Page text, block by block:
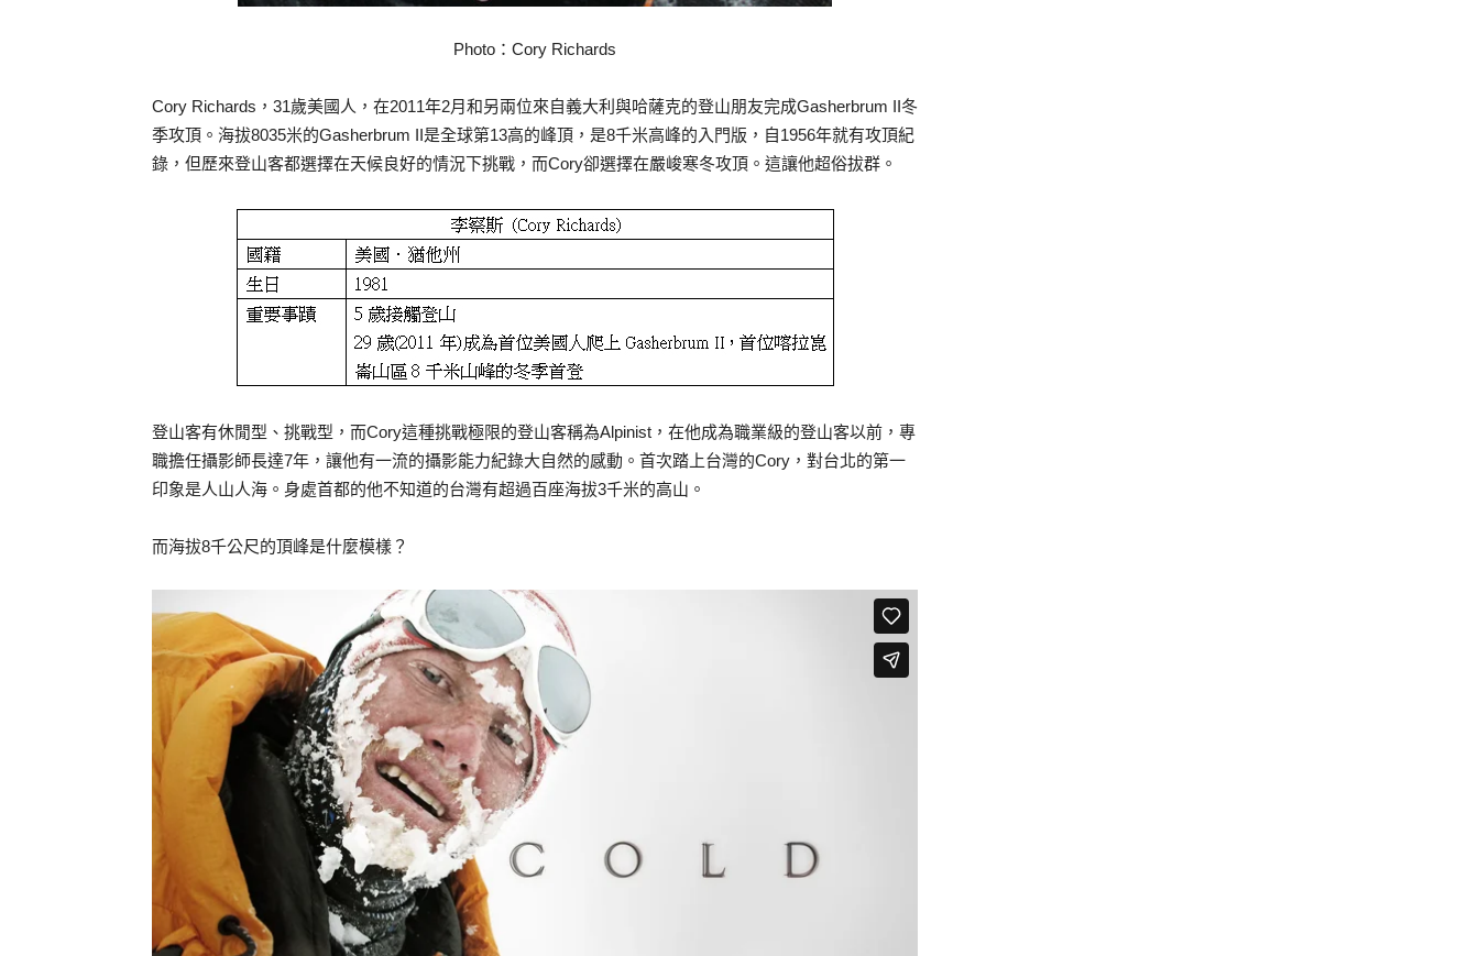
Photo：Cory Richards
Cory Richards，31歲美國人，在2011年2月和另兩位來自義大利與哈薩克的登山朋友完成Gasherbrum II冬
季攻頂。海拔8035米的Gasherbrum II是全球第13高的峰頂，是8千米高峰的入門版，自1956年就有攻頂紀
錄，但歷來登山客都選擇在天候良好的情況下挑戰，而Cory卻選擇在嚴峻寒冬攻頂。這讓他超俗拔群。
登山客有休閒型、挑戰型，而Cory這種挑戰極限的登山客稱為Alpinist，在他成為職業級的登山客以前，專
職擔任攝影師長達7年，讓他有一流的攝影能力紀錄大自然的感動。首次踏上台灣的Cory，對台北的第一
印象是人山人海。身處首都的他不知道的台灣有超過百座海拔3千米的高山。
而海拔8千公尺的頂峰是什麼模樣？